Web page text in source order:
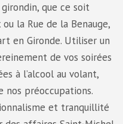
que ce soit
ou la Rue de la Benauge,
en Gironde. Utiliser un
de vos soirées
à l’alcool au volant,
préoccupations.
et tranquillité